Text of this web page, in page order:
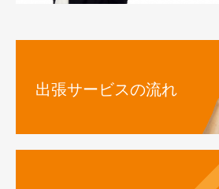
出張サービスの流れ